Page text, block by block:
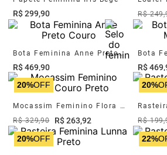
R$ 299,90
R$ 249,
Bota Feminina Anne Preto Couro
R$ 469,90 R$469,
20%OFF
Mocassim Feminino Flora Couro Preto
R$ 329,90 R$ 263,92
20%
R$ 199,
20%OFF 22%